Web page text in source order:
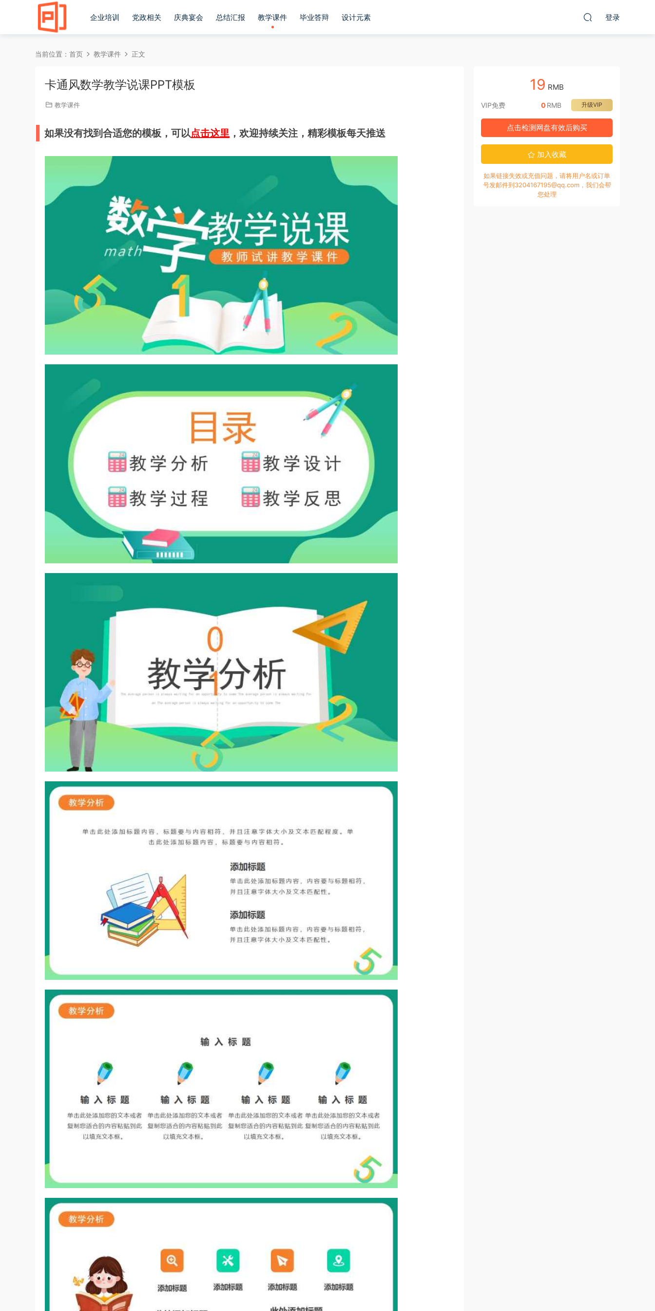
企业培训 党政相关 庆典宴会 总结汇报 教学课件 毕业答辩 设计元素 登录
当前位置： 首页 教学课件 正文
卡通风数学教学说课PPT模板
教学课件
如果没有找到合适您的模板，可以点击这里 ，欢迎持续关注，精彩模板每天推送
19 RMB
VIP免费 升级VIP
0 RMB
点击检测网盘有效后购买
加入收藏
如果链接失效或充值问题，请将用户名或订单
号发邮件到3204167195@qq.com，我们会帮
您处理